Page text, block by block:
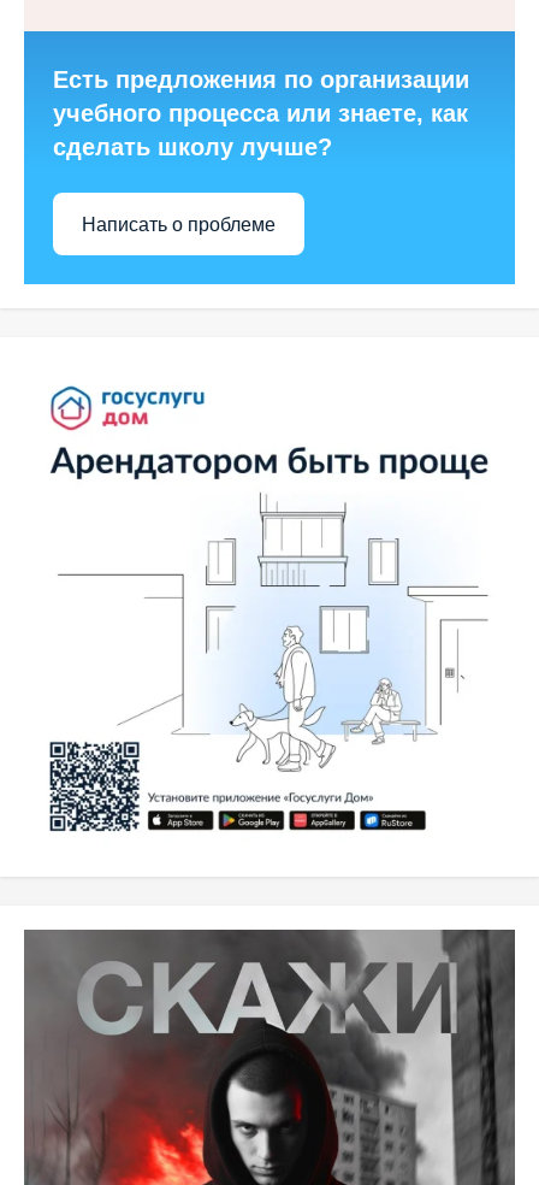
Есть предложения по организации
учебного процесса или знаете, как
сделать школу лучше?
Написать о проблеме